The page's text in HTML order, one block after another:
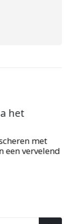
het
met
vervelend